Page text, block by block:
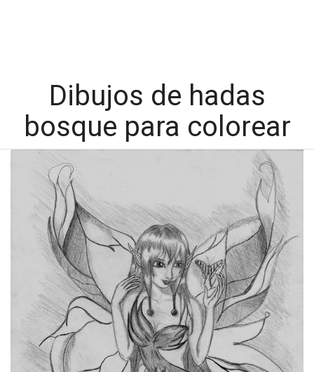
Dibujos de hadas
bosque para colorear